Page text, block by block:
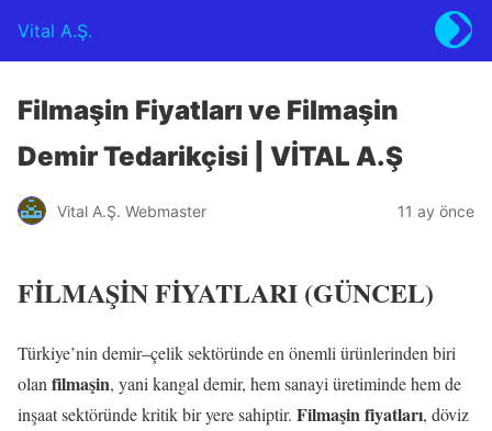
Vital A.Ş.
Filmaşin Fiyatları ve Filmaşin
Demir Tedarikçisi | VİTAL A.Ş
Vital A.Ş. Webmaster 11 ay önce
FİLMAŞİN FİYATLARI (GÜNCEL)
Türkiye’nin demir–çelik sektöründe en önemli ürünlerinden biri
olan filmaşin, yani kangal demir, hem sanayi üretiminde hem de
inşaat sektöründe kritik bir yere sahiptir. Filmaşin fiyatları, döviz